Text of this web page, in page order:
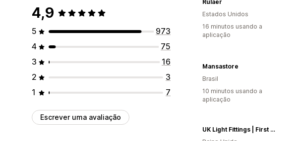
4,9
5
973
4
75
3
16
2
3
1
7
Escrever uma avaliação
Rulaer
Estados Unidos
16 minutos usando a
aplicação
Mansastore
Brasil
10 minutos usando a
aplicação
UK Light Fittings | First Light Direct